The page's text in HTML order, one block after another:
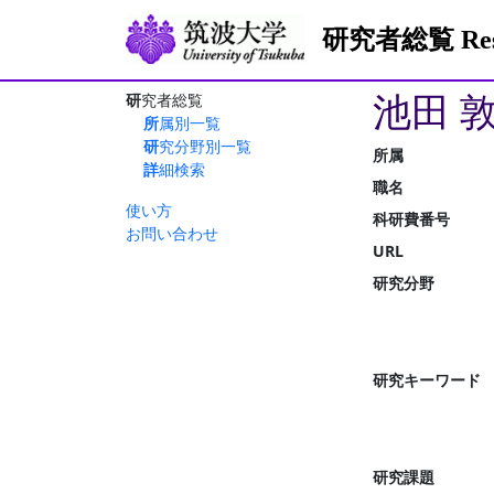
研究者総覧
研究者総覧
所属別一覧
研究分野別一覧
詳細検索
使い方
お問い合わせ
池田
所属
職名
科研費番号
URL
研究分野
研究キーワード
研究課題